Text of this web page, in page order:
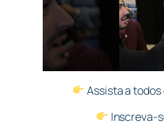
Assista a
Inscreva-